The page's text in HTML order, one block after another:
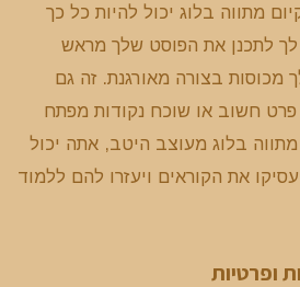
מתווה בלוג יכול להיות כל כך
לך לתכנן את הפוסט שלך מראש
מכוסות בצורה מאורגנת. זה גם
חשוב או שוכח נקודות מפתח
בלוג מעוצב היטב, אתה יכול
את הקוראים ויעזרו להם ללמוד
ופרטיות